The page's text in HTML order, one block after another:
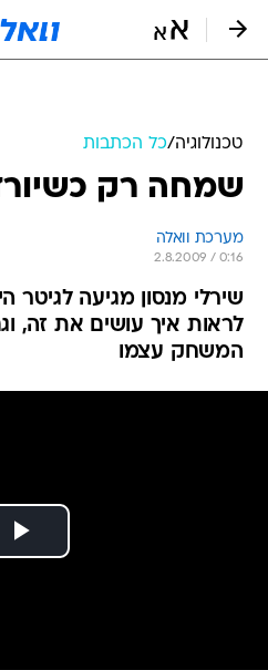
טכנולוגיה/כל הכתבות
שמחה רק
מערכת וואלה
2.8.2009 / 0:16
לראות איך עושים את זה,
המשחק עצמו